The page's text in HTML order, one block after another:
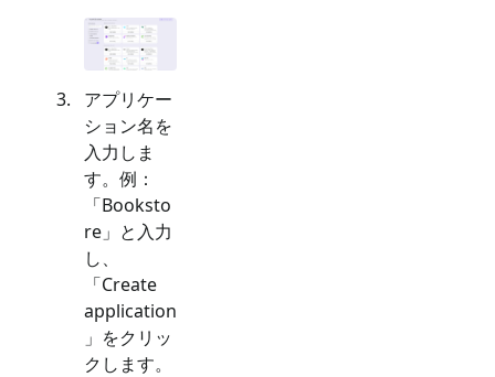
アプリケー
ション名を
入力しま
す。例：
「Booksto
re」と入力
し、
「Create
application
」をクリッ
クします。